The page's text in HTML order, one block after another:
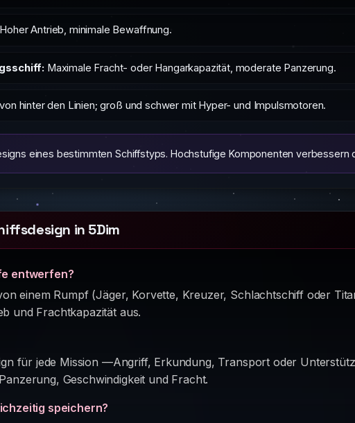
Hoher Antrieb, minimale Bewaffnung.
Maximale Fracht- oder Hangarkapazität, moderate Panzerung.
hinter den Linien; groß und schwer mit Hyper- und Impulsmotoren.
eines bestimmten Schiffstyps. Hochstufige Komponenten verbessern
in 5Dim
entwerfen?
einem Rumpf (Jäger, Korvette, Kreuzer, Schlachtschiff oder
und Frachtkapazität aus.
für jede Mission —Angriff, Erkundung, Transport oder
Geschwindigkeit und Fracht.
speichern?